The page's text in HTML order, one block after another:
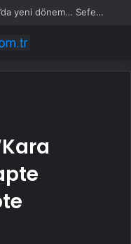
Türkiye ile Vietnam arasında ‘hava’da yeni dönem… Sefer kapasitesi artırıldı